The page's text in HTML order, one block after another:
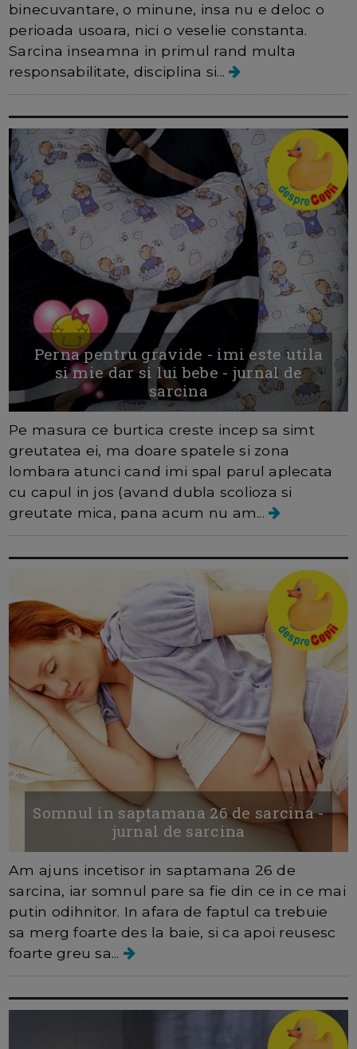
binecuvantare, o minune, insa nu e deloc o
perioada usoara, nici o veselie constanta.
Sarcina inseamna in primul rand multa
responsabilitate, disciplina si...
Perna pentru gravide - imi este utila
si mie dar si lui bebe - jurnal de
sarcina
Pe masura ce burtica creste incep sa simt
greutatea ei, ma doare spatele si zona
lombara atunci cand imi spal parul aplecata
cu capul in jos (avand dubla scolioza si
greutate mica, pana acum nu am...
Somnul in saptamana 26 de sarcina -
jurnal de sarcina
Am ajuns incetisor in saptamana 26 de
sarcina, iar somnul pare sa fie din ce in ce mai
putin odihnitor. In afara de faptul ca trebuie
sa merg foarte des la baie, si ca apoi reusesc
foarte greu sa...